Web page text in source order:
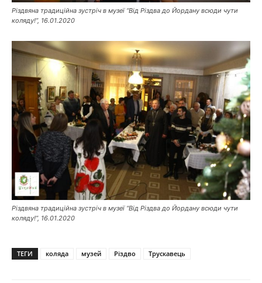
Різдвяна традиційна зустріч в музеї “Від Різдва до Йордану всюди чути
коляду!”, 16.01.2020
Різдвяна традиційна зустріч в музеї “Від Різдва до Йордану всюди чути
коляду!”, 16.01.2020
ТЕГИ коляда музей Різдво Трускавець